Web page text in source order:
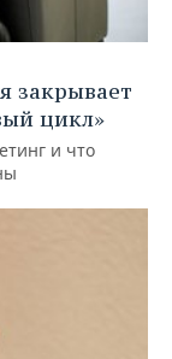
закрывает
цикл»
и что